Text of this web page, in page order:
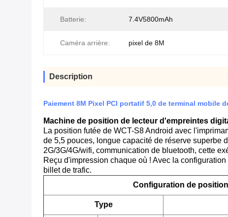
Batterie: 7.4V5800mAh
Caméra arrière: pixel de 8M
Description
Paiement 8M Pixel PCI portatif 5,0 de terminal mobile
Machine de position de lecteur d'empreintes
La position futée de WCT-S8 Android avec
de 5,5 pouces, longue capacité de réserve superbe
2G/3G/4G/wifi, communication de bluetooth, cette
Reçu d'impression chaque où ! Avec la
billet de trafic.
Configuration de
Type